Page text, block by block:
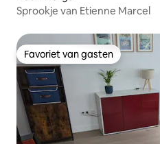
Sprookje van Etienne Marcel
Favoriet van gasten
Favoriet van gasten